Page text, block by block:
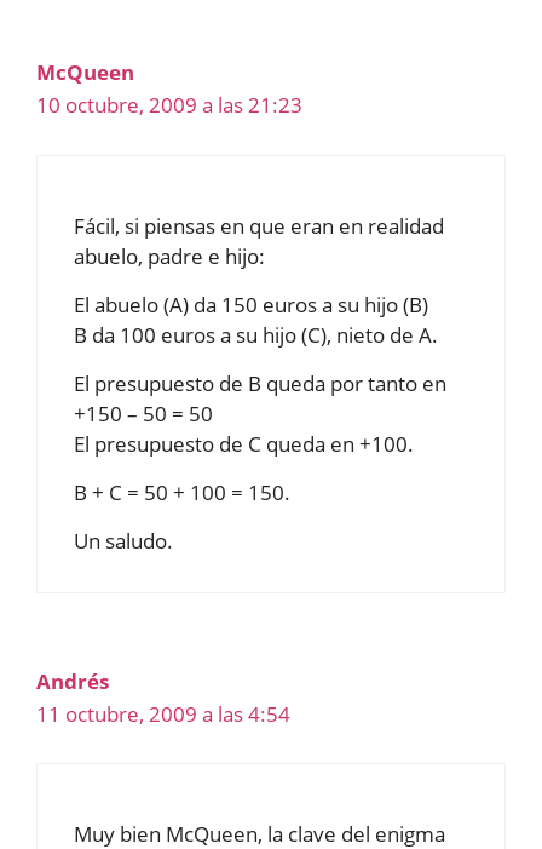
McQueen
10 octubre, 2009 a las 21:23
Fácil, si piensas en que eran en realidad
abuelo, padre e hijo:
El abuelo (A) da 150 euros a su hijo (B)
B da 100 euros a su hijo (C), nieto de A.
El presupuesto de B queda por tanto en
+150 – 50 = 50
El presupuesto de C queda en +100.
B + C = 50 + 100 = 150.
Un saludo.
Andrés
11 octubre, 2009 a las 4:54
Muy bien McQueen, la clave del enigma